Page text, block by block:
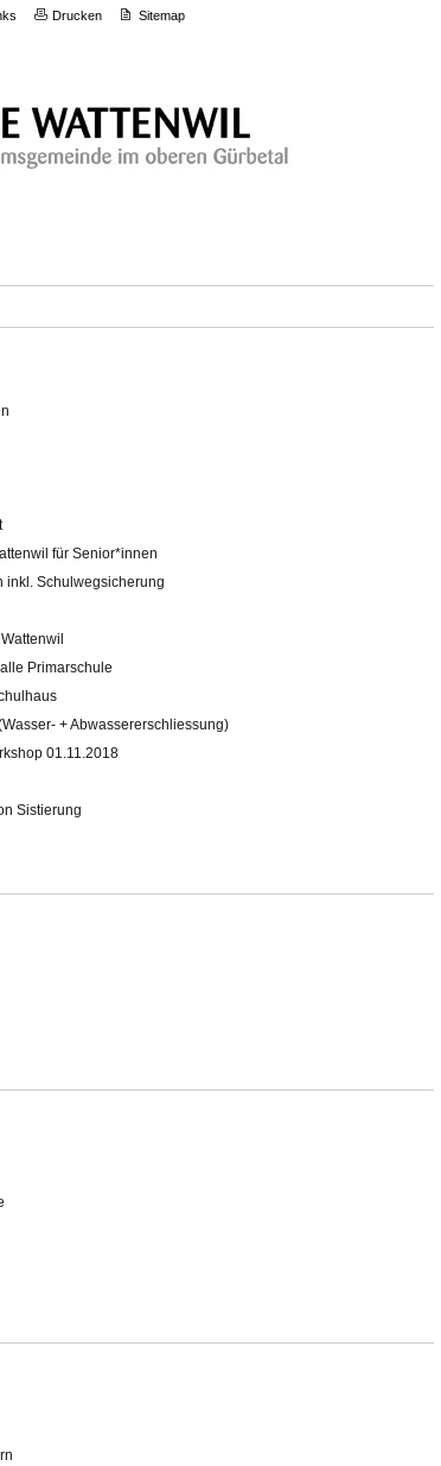
Drucken Sitemap
für Senior*innen
inkl. Schulwegsicherung
Primarschule
+ Abwassererschliessung)
01.11.2018
Sistierung